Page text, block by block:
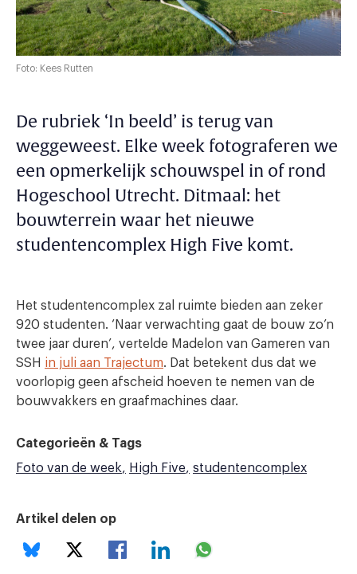
Foto: Kees Rutten
De rubriek ‘In beeld’ is terug van
weggeweest. Elke week fotograferen we
een opmerkelijk schouwspel in of rond
Hogeschool Utrecht. Ditmaal: het
bouwterrein waar het nieuwe
studentencomplex High Five komt.
Het studentencomplex zal ruimte bieden aan zeker
920 studenten. ‘Naar verwachting gaat de bouw zo’n
twee jaar duren’, vertelde Madelon van Gameren van
SSH in juli aan Trajectum. Dat betekent dus dat we
voorlopig geen afscheid hoeven te nemen van de
bouwvakkers en graafmachines daar.
Categorieën & Tags
Foto van de week
High Five studentencomplex
Artikel delen op